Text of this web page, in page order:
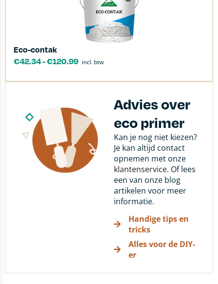
Eco-contak
€42.34-€120.99 incl. btw
Advies over
eco primer
Kan je nog niet kiezen?
Je kan altijd contact
opnemen met onze
klantenservice. Of lees
een van onze blog
artikelen voor meer
informatie.
Handige tips en
tricks
Alles voor de DIY-
er